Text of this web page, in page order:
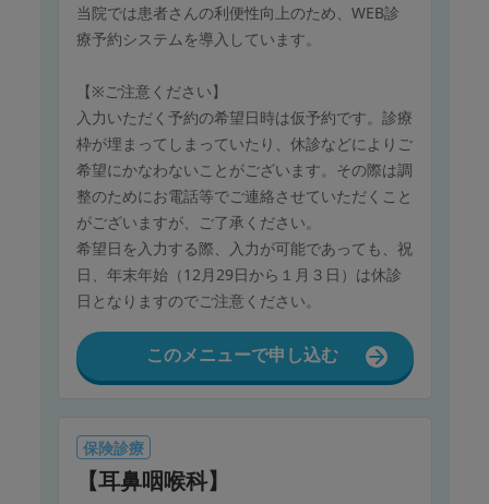
当院では患者さんの利便性向上のため、WEB診
療予約システムを導入しています。
【※ご注意ください】
入力いただく予約の希望日時は仮予約です。診療
枠が埋まってしまっていたり、休診などによりご
希望にかなわないことがございます。その際は調
整のためにお電話等でご連絡させていただくこと
がございますが、ご了承ください。
希望日を入力する際、入力が可能であっても、祝
日、年末年始（12月29日から１月３日）は休診
日となりますのでご注意ください。
このメニューで申し込む
保険診療
【耳鼻咽喉科】